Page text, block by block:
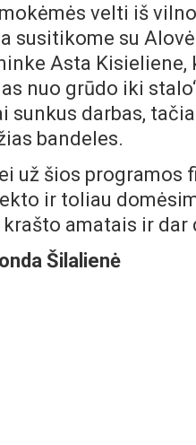
velti iš
susitikome su
Asta Kisieliene,
nuo grūdo iki
darbas,
bandeles.
šios programos
ir toliau
krašto amatais ir dar
Šilalienė